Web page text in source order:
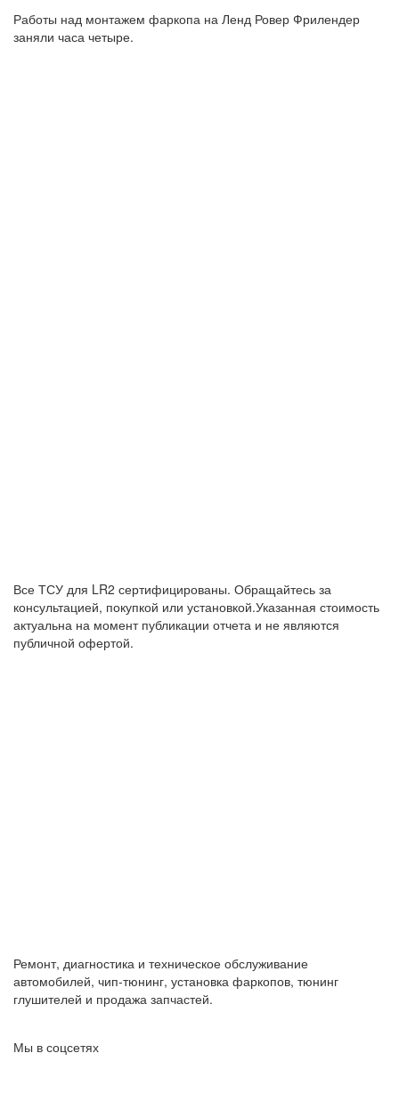
Работы над монтажем фаркопа на Ленд Ровер Фрилендер
заняли часа четыре.
Все ТСУ для LR2 сертифицированы. Обращайтесь за
консультацией, покупкой или установкой.Указанная стоимость
актуальна на момент публикации отчета и не являются
публичной офертой.
Ремонт, диагностика и техническое обслуживание
автомобилей, чип-тюнинг, установка фаркопов, тюнинг
глушителей и продажа запчастей.
Мы в соцсетях